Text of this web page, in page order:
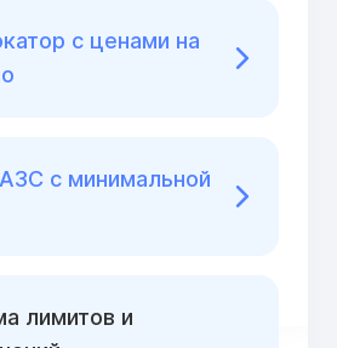
с ценами на
с минимальной
лимитов и